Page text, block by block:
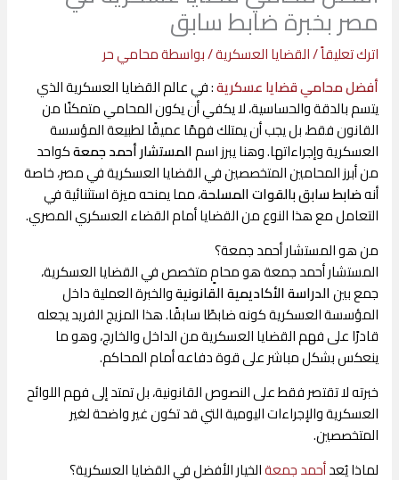
مصر بخبرة ضابط سابق
اترك تعليقاً/القضايا العسكرية/ بواسطةمحامي حر
أفضل محامي قضايا عسكرية: في عالم القضايا العسكرية الذي
يتسم بالدقة والحساسية، لا يكفي أن يكون المحامي متمكنًا من
القانون فقط، بل يجب أن يمتلك فهمًا عميقًا لطبيعة المؤسسة
العسكرية وإجراءاتها. وهنا يبرز اسمالمستشار أحمد جمعةكواحد
من أبرز المحامين المتخصصين في القضايا العسكرية في مصر، خاصة
أنهضابط سابق بالقوات المسلحة، مما يمنحه ميزة استثنائية في
التعامل مع هذا النوع من القضايا أمامالقضاء العسكري المصري.
من هو المستشار أحمد جمعة؟
المستشار أحمد جمعة هو محامٍ متخصص في القضايا العسكرية،
جمع بينالدراسة الأكاديمية القانونيةوالخبرة العملية داخل
المؤسسة العسكرية كونه ضابطًا سابقًا. هذا المزيج الفريد يجعله
قادرًا على فهم القضايا العسكرية من الداخل والخارج، وهو ما
ينعكس بشكل مباشر على قوة دفاعه أمام المحاكم.
خبرته لا تقتصر فقط على النصوص القانونية، بل تمتد إلى فهم اللوائح
العسكرية والإجراءات اليومية التي قد تكون غير واضحة لغير
المتخصصين.
لماذا يُعدأحمد جمعةالخيار الأفضل في القضايا العسكرية؟